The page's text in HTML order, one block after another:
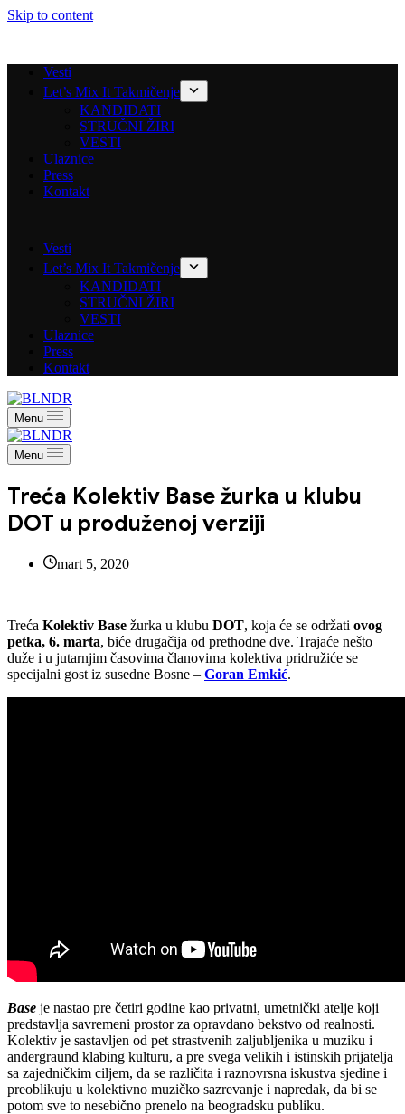
Skip to content
Vesti
Let’s Mix It Takmičenje
KANDIDATI
STRUČNI ŽIRI
VESTI
Ulaznice
Press
Kontakt
Vesti
Let’s Mix It Takmičenje
KANDIDATI
STRUČNI ŽIRI
VESTI
Ulaznice
Press
Kontakt
Menu
Menu
Treća Kolektiv Base žurka u klubu
DOT u produženoj verziji
mart 5, 2020
Treća Kolektiv Base žurka u klubu DOT, koja će se održati ovog
petka, 6. marta, biće drugačija od prethodne dve. Trajaće nešto
duže i u jutarnjim časovima članovima kolektiva pridružiće se
specijalni gost iz susedne Bosne – Goran Emkić.
Base je nastao pre četiri godine kao privatni, umetnički atelje koji
predstavlja savremeni prostor za opravdano bekstvo od realnosti.
Kolektiv je sastavljen od pet strastvenih zaljubljenika u muziku i
andergraund klabing kulturu, a pre svega velikih i istinskih prijatelja
sa zajedničkim ciljem, da se različita i raznovrsna iskustva sjedine i
preoblikuju u kolektivno muzičko sazrevanje i napredak, da bi se
potom sve to nesebično prenelo na beogradsku publiku.